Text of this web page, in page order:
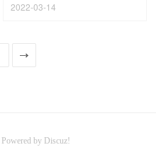
2022-03-14
Powered by Discuz!